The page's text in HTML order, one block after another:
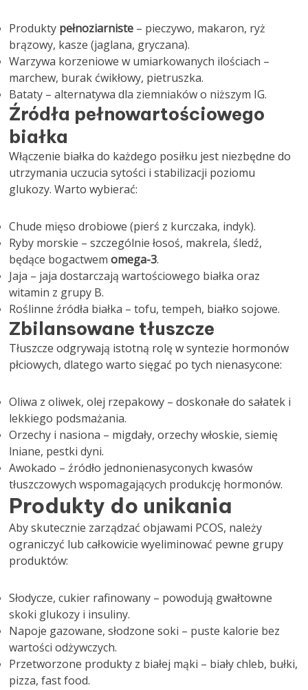
Produkty pełnoziarniste – pieczywo, makaron, ryż
brązowy, kasze (jaglana, gryczana).
Warzywa korzeniowe w umiarkowanych ilościach –
marchew, burak ćwikłowy, pietruszka.
Bataty – alternatywa dla ziemniaków o niższym IG.
Źródła pełnowartościowego
białka
Włączenie białka do każdego posiłku jest niezbędne do
utrzymania uczucia sytości i stabilizacji poziomu
glukozy. Warto wybierać:
Chude mięso drobiowe (pierś z kurczaka, indyk).
Ryby morskie – szczególnie łosoś, makrela, śledź,
będące bogactwemomega-3.
Jaja – jaja dostarczają wartościowego białka oraz
witamin z grupy B.
Roślinne źródła białka – tofu, tempeh, białko sojowe.
Zbilansowane tłuszcze
Tłuszcze odgrywają istotną rolę w syntezie hormonów
płciowych, dlatego warto sięgać po tych nienasycone:
Oliwa z oliwek, olej rzepakowy – doskonałe do sałatek i
lekkiego podsmażania.
Orzechy i nasiona – migdały, orzechy włoskie, siemię
lniane, pestki dyni.
Awokado – źródło jednonienasyconych kwasów
tłuszczowych wspomagających produkcję hormonów.
Produkty do unikania
Aby skutecznie zarządzać objawami PCOS, należy
ograniczyć lub całkowicie wyeliminować pewne grupy
produktów:
Słodycze, cukier rafinowany – powodują gwałtowne
skoki glukozy i insuliny.
Napoje gazowane, słodzone soki – puste kalorie bez
wartości odżywczych.
Przetworzone produkty z białej mąki – biały chleb, bułki,
pizza, fast food.